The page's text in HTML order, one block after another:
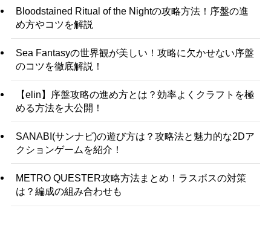
Bloodstained Ritual of the Nightの攻略方法！序盤の進
め方やコツを解説
Sea Fantasyの世界観が美しい！攻略に欠かせない序盤
のコツを徹底解説！
【elin】序盤攻略の進め方とは？効率よくクラフトを極
める方法を大公開！
SANABI(サンナビ)の遊び方は？攻略法と魅力的な2Dア
クションゲームを紹介！
METRO QUESTER攻略方法まとめ！ラスボスの対策
は？編成の組み合わせも